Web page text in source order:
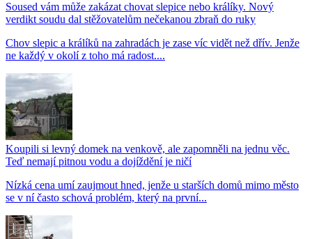
Soused vám může zakázat chovat slepice nebo králíky. Nový
verdikt soudu dal stěžovatelům nečekanou zbraň do ruky
Chov slepic a králíků na zahradách je zase víc vidět než dřív. Jenže
ne každý v okolí z toho má radost....
Koupili si levný domek na venkově, ale zapomněli na jednu věc.
Teď nemají pitnou vodu a dojíždění je ničí
Nízká cena umí zaujmout hned, jenže u starších domů mimo město
se v ní často schová problém, který na první...